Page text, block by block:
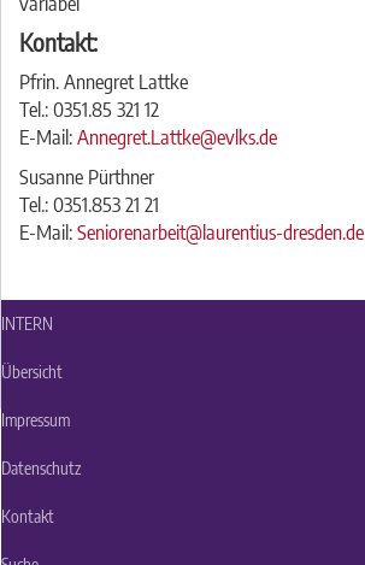
Kontakt:
Pfrin. Annegret Lattke
Tel.: 0351.85 321 12
E-Mail:Annegret.Lattke@evlks.de
Susanne Pürthner
Tel.: 0351.853 21 21
E-Mail:Seniorenarbeit@laurentius-dresden.de
INTERN
Übersicht
Impressum
Datenschutz
Kontakt